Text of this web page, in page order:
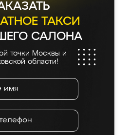
ТАКСИ
САЛОНА
точки Москвы и
области!